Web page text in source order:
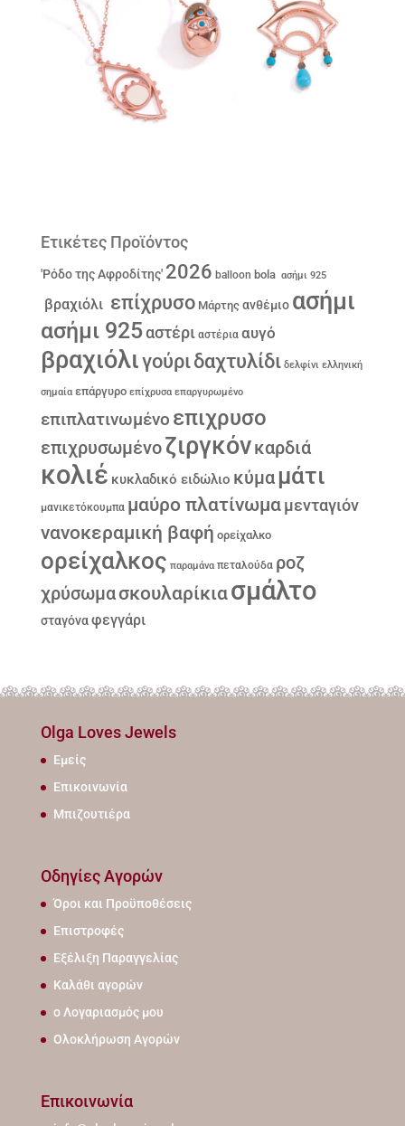
Ετικέτες Προϊόντος
'Ρόδο της Αφροδίτης' 2026 balloon bola ασήμι 925
βραχιόλι επίχρυσο Μάρτης ανθέμιο ασήμι
ασήμι 925αστέρι αστέρια αυγό
βραχιόλιγούριδαχτυλίδι δελφίνι ελληνική
σημαία επάργυρο επίχρυσα επαργυρωμένο
επιπλατινωμένο επιχρυσο
επιχρυσωμένοζιργκόνκαρδιά
κολιέ κυκλαδικό ειδώλιο κύμα μάτι
μανικετόκουμπα μαύρο πλατίνωμα μενταγιόν
νανοκεραμική βαφή ορείχαλκο
ορείχαλκος παραμάνα πεταλούδα ροζ
χρύσωμασκουλαρίκιασμάλτο
σταγόνα φεγγάρι
Olga Loves Jewels
Εμείς
Επικοινωνία
Μπιζουτιέρα
Οδηγίες Αγορών
Όροι και Προϋποθέσεις
Επιστροφές
Εξέλιξη Παραγγελίας
Καλάθι αγορών
ο Λογαριασμός μου
Ολοκλήρωση Αγορών
Επικοινωνία